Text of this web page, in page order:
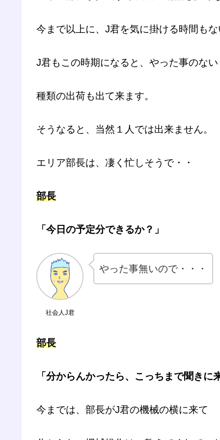
今まで以上に、J君を気に掛ける時間も
J君もこの時期になると、やった事のない
種類の出荷も出て来ます。
そうなると、当然１人では出来ません。
エリア部長は、凄く忙しそうで・・
部長
「今日の予定分できるか？」
社会人J君
やった事無いので・・・
部長
「分からんかったら、こっちまで聞きに
今までは、部長がJ君の機械の横に来て